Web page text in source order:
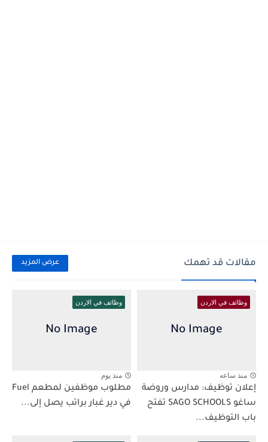
مقالات قد تهمك عرض المزيد
وظائف في الاردن
منذ ساعه
إعلان توظيف: مدارس وروضة
ساغو SAGO SCHOOLS تفتح
باب التوظيف...
وظائف في الاردن
منذ يوم
مطلوب موظفين لمطعم Fuel
في دير غبار براتب يصل إلى...